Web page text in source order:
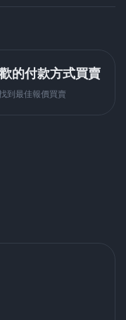
的付款方式買賣
到最佳報價買賣